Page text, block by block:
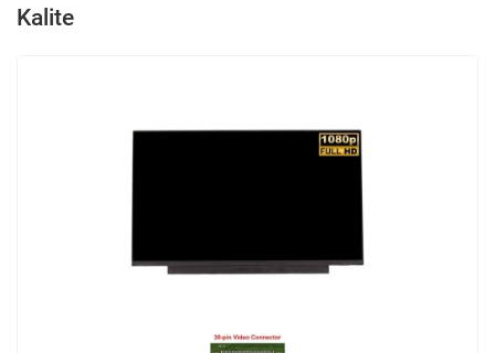
Kalite